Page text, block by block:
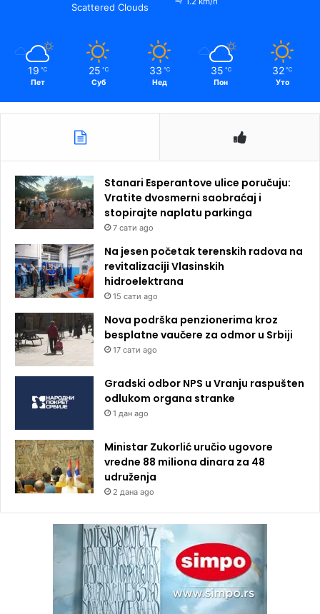
Scattered Clouds
19 ℃
Пет
25 ℃
Суб
33 ℃
Нед
35 ℃
Пон
32 ℃
Уто
Stanari Esperantove ulice poručuju:
Vratite dvosmerni saobraćaj i
stopirajte naplatu parkinga
7 сати ago
Na jesen početak terenskih radova na
revitalizaciji Vlasinskih
hidroelektrana
15 сати ago
Nova podrška penzionerima kroz
besplatne vaučere za odmor u Srbiji
17 сати ago
Gradski odbor NPS u Vranju raspušten
odlukom organa stranke
1 дан ago
Ministar Zukorlić uručio ugovore
vredne 88 miliona dinara za 48
udruženja
2 дана ago